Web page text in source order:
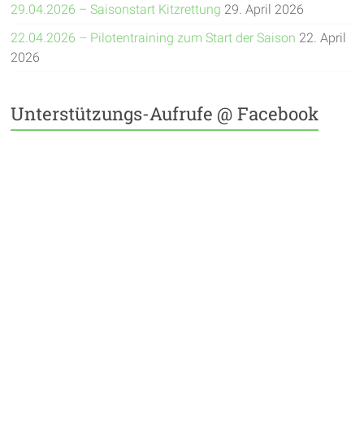
29.04.2026 – Saisonstart Kitzrettung 29. April 2026
22.04.2026 – Pilotentraining zum Start der Saison 22. April
2026
Unterstützungs-Aufrufe @ Facebook